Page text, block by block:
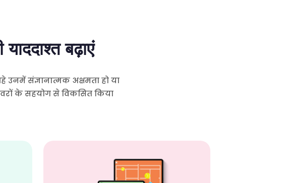
बढ़ाएं
संज्ञानात्मक अक्षमता हो या
के सहयोग से विकसित किया